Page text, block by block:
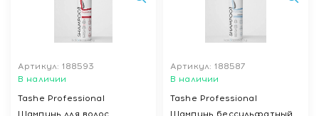
Артикул: 188593
В наличии
Tashe Professional
Шампунь для волос
Артикул: 188587
В наличии
Tashe Professional
Шампунь бессульфатный